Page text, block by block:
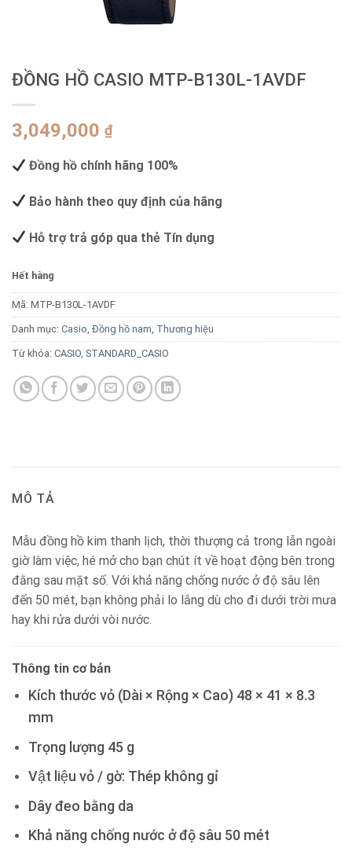
ĐỒNG HỒ CASIO MTP-B130L-1AVDF
3,049,000 ₫
Đồng hồ chính hãng 100%
Bảo hành theo quy định của hãng
Hỗ trợ trả góp qua thẻ Tín dụng
Hết hàng
Mã: MTP-B130L-1AVDF
Danh mục: Casio, Đồng hồ nam, Thương hiệu
Từ khóa: CASIO, STANDARD_CASIO
MÔ TẢ
Mẫu đồng hồ kim thanh lịch, thời thượng cả trong lẫn ngoài
giờ làm việc, hé mở cho bạn chút ít về hoạt động bên trong
đằng sau mặt số. Với khả năng chống nước ở độ sâu lên
đến 50 mét, bạn không phải lo lắng dù cho đi dưới trời mưa
hay khi rửa dưới vòi nước.
Thông tin cơ bản
Kích thước vỏ (Dài × Rộng × Cao) 48 × 41 × 8.3
mm
Trọng lượng 45 g
Vật liệu vỏ / gờ: Thép không gỉ
Dây đeo bằng da
Khả năng chống nước ở độ sâu 50 mét